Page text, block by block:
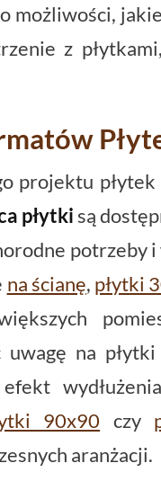
możliwości,
z
projektu
płytki są
potrzeby
na ścianę, płytki
uwagę na
90x90 czy
aranżacji.